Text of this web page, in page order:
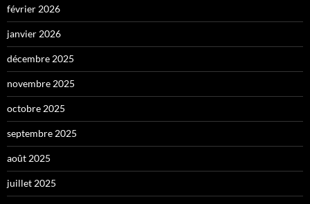
février 2026
janvier 2026
décembre 2025
novembre 2025
octobre 2025
septembre 2025
août 2025
juillet 2025